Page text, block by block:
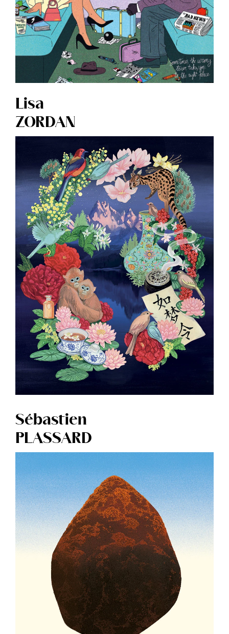
Lisa
ZORDAN
Sébastien
PLASSARD